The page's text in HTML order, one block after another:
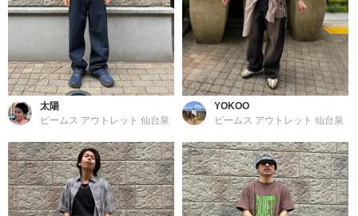
太陽
ビームス アウトレット 仙台泉
YOKOO
ビームス アウトレット 仙台泉